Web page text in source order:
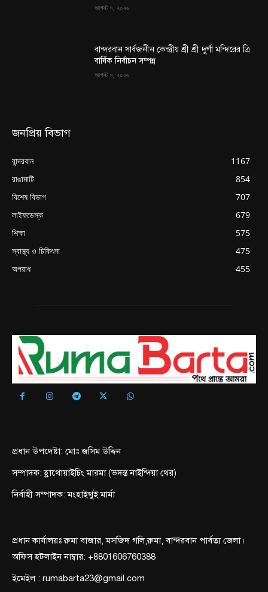
আগস্ট ৭, ২০২৬
বান্দরবান সার্বজনীন কেন্দ্রীয় শ্রী শ্রী দুর্গা মন্দিরের ত্রি
বার্ষিক নির্বাচন সম্পন্ন
আগস্ট ৭, ২০২৬
জনপ্রিয় বিভাগ
বান্দরবান
1167
রাঙামাটি
854
বিশেষ বিভাগ
707
লাইফডেস্ক
679
শিক্ষা
575
স্বাস্থ্য ও চিকিৎসা
475
অপরাধ
455
প্রধান উপদেষ্টা: মোঃ জসিম উদ্দিন
সম্পাদক: হ্লাথোয়াইচিং মারমা (ভদন্ত নাইন্দিয়া থের)
নির্বাহী সম্পাদক: মংহাইথুই মার্মা
প্রধান কার্যালয়ঃ রুমা বাজার, মসজিদ গলি,রুমা, বান্দরবান পার্বত্য জেলা।
অফিস হটলাইন নাম্বার: +8801606760388
ইমেইল : rumabarta23@gmail.com